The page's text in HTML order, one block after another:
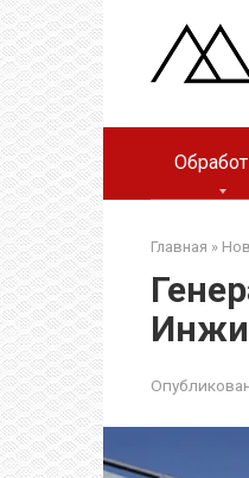
Перейти
к
контенту
Главная »